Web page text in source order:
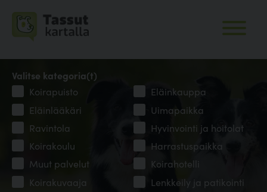
Valitse kategoria(t)
Koirapuisto
Eläinkauppa
Eläinlääkäri
Uimapaikka
Ravintola
Hyvinvointi ja hoitolat
Koirakoulu
Harrastuspaikka
Muut palvelut
Koirahotelli
Koirakuvaaja
Lenkkeily ja patikointi